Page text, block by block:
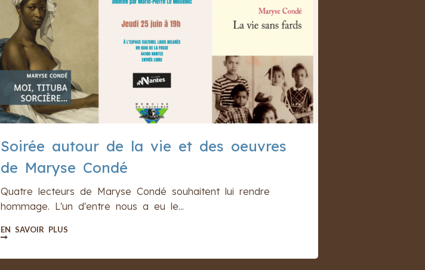
Soirée autour de la vie et des oeuvres
de Maryse Condé
Quatre lecteurs de Maryse Condé souhaitent lui rendre
hommage. L'un d'entre nous a eu le...
EN SAVOIR PLUS